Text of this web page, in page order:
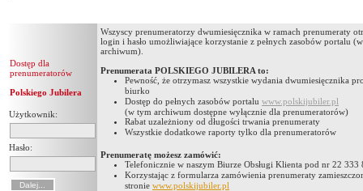
Dostęp dla
prenumeratorów
Polskiego Jubilera
Użytkownik:
Hasło:
Wszyscy prenumeratorzy dwumiesięcznika w ramach prenumeraty
login i hasło umożliwiające korzystanie z pełnych zasobów portalu
archiwum).
Prenumerata POLSKIEGO JUBILERA to:
Pewność, że otrzymasz wszystkie wydania dwumiesięcznika
biurko
Dostęp do pełnych zasobów portalu www.polskijubiler.pl
(w tym archiwum dostępne wyłącznie dla prenumeratorów)
Rabat uzależniony od długości trwania prenumeraty
Wszystkie dodatkowe raporty tylko dla prenumeratorów
Prenumeratę możesz zamówić:
Telefonicznie w naszym Biurze Obsługi Klienta pod nr 22 333
Korzystając z formularza zamówienia prenumeraty
stronie www.polskijubiler.pl